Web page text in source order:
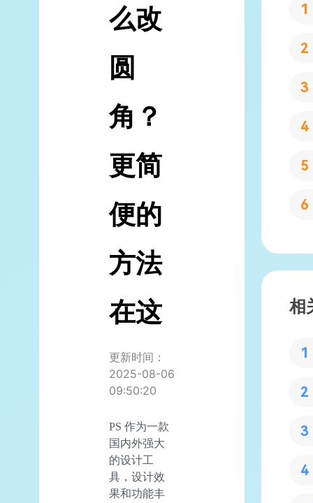
么改
圆
角？
更简
便的
方法
在这
更新时间：
2025-08-06
09:50:20
PS 作为一款
国内外强大
的设计工
具，设计效
果和功能丰
相